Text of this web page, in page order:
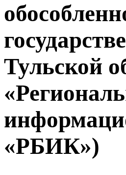
Тульской
«РБИК»)